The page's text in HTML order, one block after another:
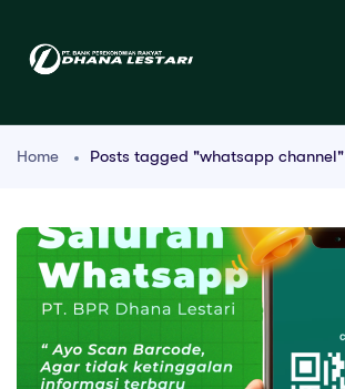
Home Posts tagged "whatsapp channel"